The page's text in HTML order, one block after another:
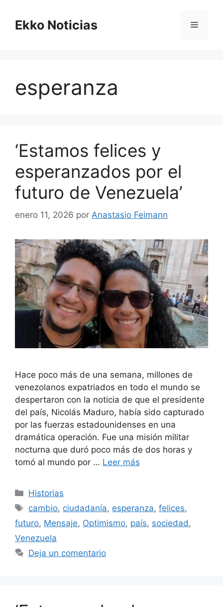
contenido
Ekko Noticias Menú
esperanza
‘Estamos felices y
esperanzados por el
futuro de Venezuela’
enero 11, 2026 por Anastasio Feimann
Hace poco más de una semana, millones de
venezolanos expatriados en todo el mundo se
despertaron con la noticia de que el presidente
del país, Nicolás Maduro, había sido capturado
por las fuerzas estadounidenses en una
dramática operación. Fue una misión militar
nocturna que duró poco más de dos horas y
tomó al mundo por … Leer más
Categorías
Historias
Etiquetas
cambio, ciudadanía, esperanza,felices,
futuro, Mensaje, Optimismo, país, sociedad ,
Venezuela
Deja un comentario